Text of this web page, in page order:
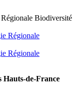
Régionale Biodiversité
Hauts-de-France